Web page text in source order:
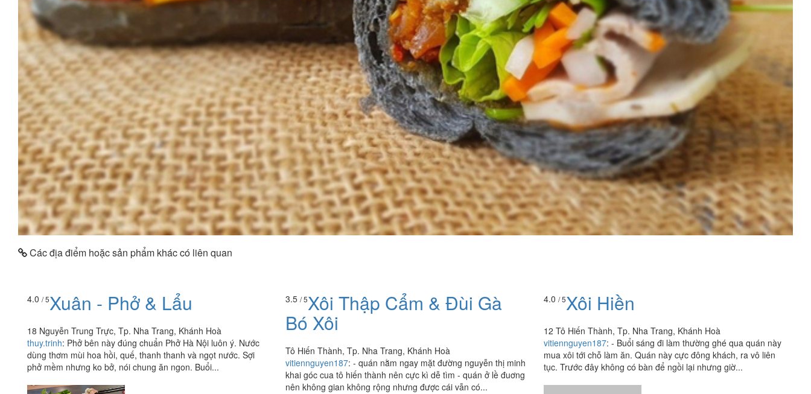
Các địa điểm hoặc sản phẩm khác có liên quan
4.0 / 5Xuân - Phở & Lẩu
18 Nguyễn Trung Trực, Tp. Nha Trang, Khánh Hoà
thuy.trinh: Phở bên này đúng chuẩn Phở Hà Nội luôn ý. Nước
dùng thơm mùi hoa hồi, quế, thanh thanh và ngọt nước. Sợi
phở mềm nhưng ko bở, nói chung ăn ngon. Buổi...
3.5 / 5Xôi Thập Cẩm & Đùi Gà
Bó Xôi
Tô Hiến Thành, Tp. Nha Trang, Khánh Hoà
vitiennguyen187: - quán nằm ngay mặt đường nguyễn thị minh
khai góc cua tô hiến thành nên cực kì dễ tìm - quán ở lề đuơng
nên không gian không rộng nhưng được cái vẫn có...
4.0 / 5Xôi Hiền
12 Tô Hiến Thành, Tp. Nha Trang, Khánh Hoà
vitiennguyen187: - Buổi sáng đi làm thường ghé qua quán này
mua xôi tới chỗ làm ăn. Quán này cực đông khách, ra vô liên
tục. Trước đây không có bàn để ngồi lại nhưng giờ...